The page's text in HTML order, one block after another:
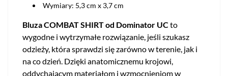
Wymiary: 5,3 cm x 3,7 cm
Bluza COMBAT SHIRT od Dominator UCto
wygodne i wytrzymałe rozwiązanie, jeśli szukasz
odzieży, która sprawdzi się zarówno w terenie, jak i
na co dzień. Dzięki anatomicznemu krojowi,
oddychającym materiałom i wzmocnieniom w